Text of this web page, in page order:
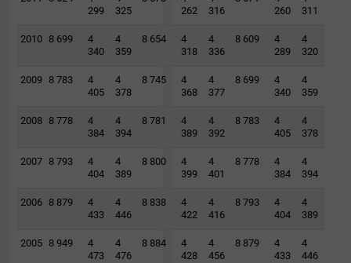
299
325
262
316
260
311
2010 8 699
4
340
4
359
8 654
4
318
4
336
8 609
4
289
4
320
2009 8 783
4
405
4
378
8 745
4
368
4
377
8 699
4
340
4
359
2008 8 778
4
384
4
394
8 781
4
389
4
392
8 783
4
405
4
378
2007 8 793
4
404
4
389
8 800
4
399
4
401
8 778
4
384
4
394
2006 8 879
4
433
4
446
8 838
4
422
4
416
8 793
4
404
4
389
2005 8 949
4
473
4
476
8 884
4
428
4
456
8 879
4
433
4
446